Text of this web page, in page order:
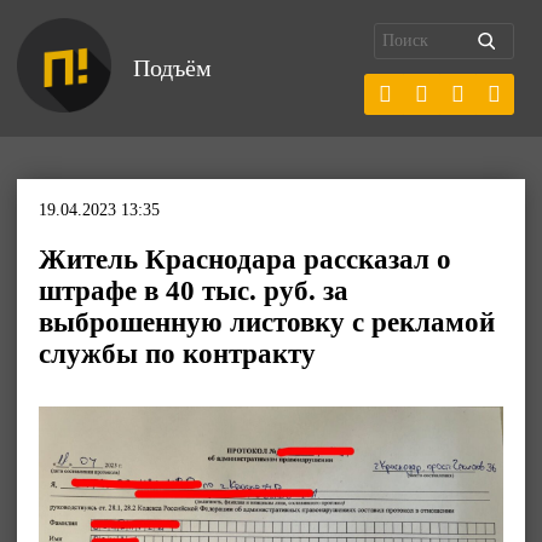
Подъём
19.04.2023 13:35
Житель Краснодара рассказал о
штрафе в 40 тыс. руб. за
выброшенную листовку с рекламой
службы по контракту